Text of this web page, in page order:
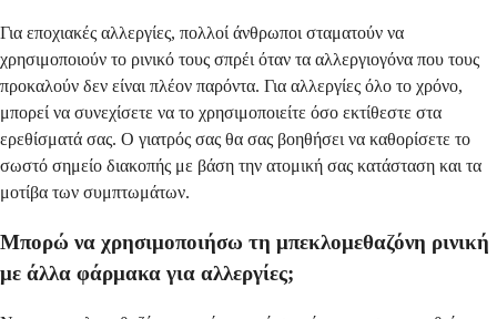
Για εποχιακές αλλεργίες, πολλοί άνθρωποι σταματούν να
χρησιμοποιούν το ρινικό τους σπρέι όταν τα αλλεργιογόνα που τους
προκαλούν δεν είναι πλέον παρόντα. Για αλλεργίες όλο το χρόνο,
μπορεί να συνεχίσετε να το χρησιμοποιείτε όσο εκτίθεστε στα
ερεθίσματά σας. Ο γιατρός σας θα σας βοηθήσει να καθορίσετε το
σωστό σημείο διακοπής με βάση την ατομική σας κατάσταση και τα
μοτίβα των συμπτωμάτων.
Μπορώ να χρησιμοποιήσω τη μπεκλομεθαζόνη ρινική
με άλλα φάρμακα για αλλεργίες;